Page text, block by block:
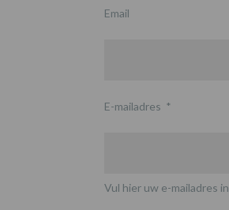
Email
E-mailadres *
Vul hier uw e-mailadres in